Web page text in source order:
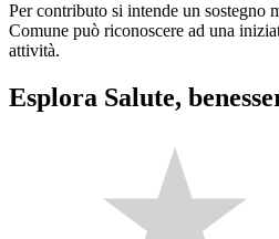
Per contributo si intende un sostegno
Comune può riconoscere ad una
attività.
Esplora Salute,